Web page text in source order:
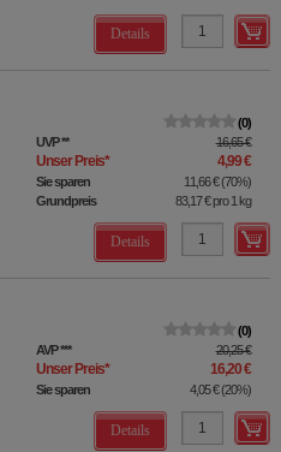
Details
0
UVP** 16,65 €
Unser Preis* 4,99 €
Sie sparen 11,66 €(70%)
Grundpreis
83,17 €pro 1 kg
Details
0
AVP*** 20,25 €
Unser Preis* 16,20 €
Sie sparen 4,05 €(20%)
Details